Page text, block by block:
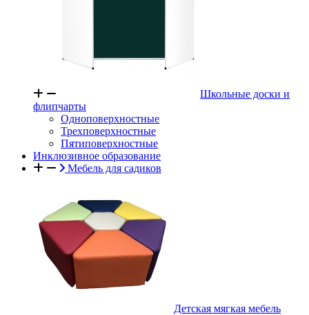
Школьные доски и
флипчарты
Одноповерхностные
Трехповерхностные
Пятиповерхностные
Инклюзивное образование
Мебель для садиков
Детская мягкая мебель